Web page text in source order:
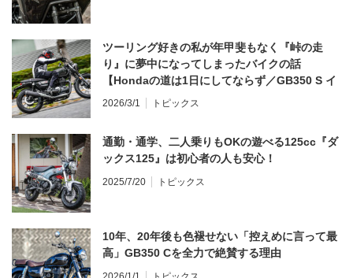
ツーリング好きの私が年甲斐もなく『峠の走
り』に夢中になってしまったバイクの話
【Hondaの道は1日にしてならず／GB350 S イ
ンプレ・レビュー 前編】
2026/3/1 トピックス
通勤・通学、二人乗りもOKの遊べる125cc『ダ
ックス125』は初心者の人も安心！
2025/7/20 トピックス
10年、20年後も色褪せない「控えめに言って最
高」GB350 Cを全力で絶賛する理由